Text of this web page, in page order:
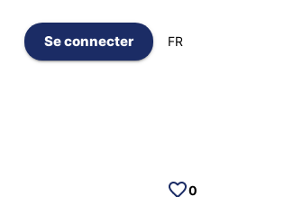
Se connecter FR
0